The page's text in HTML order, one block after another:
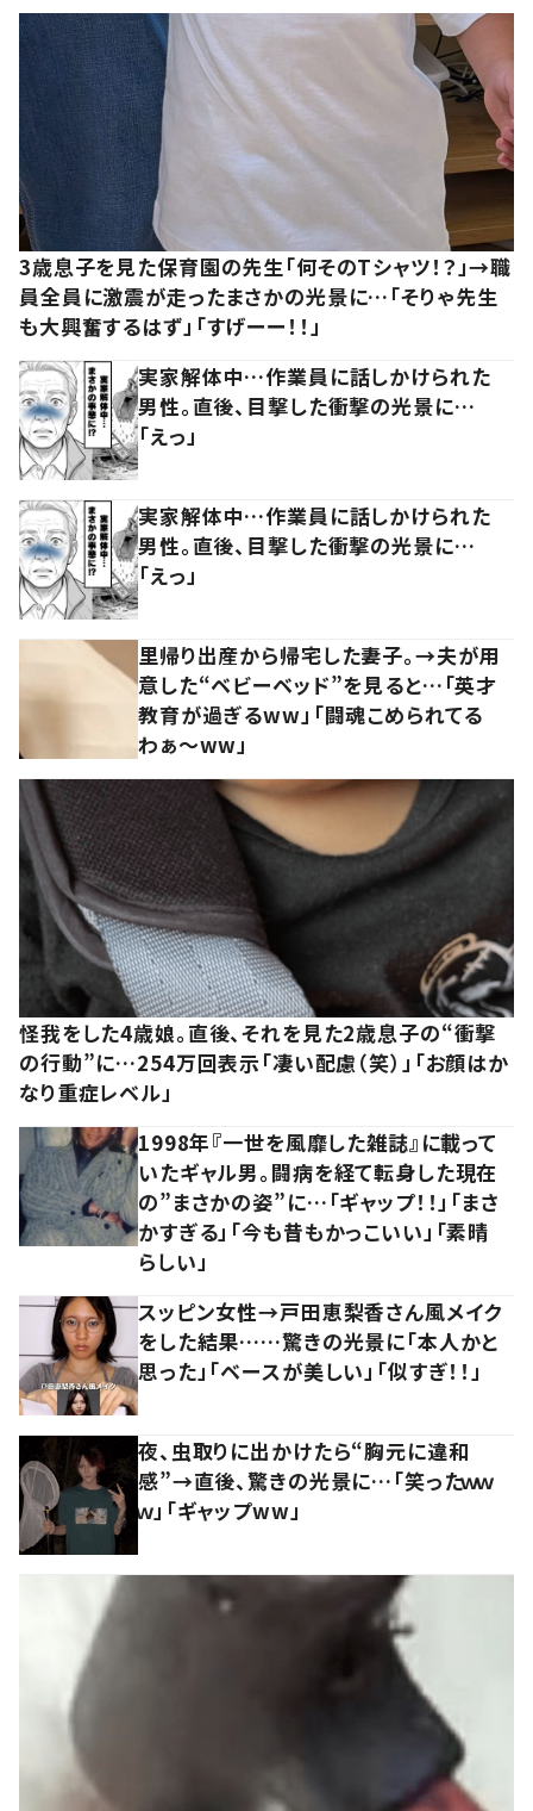
3歳息子を見た保育園の先生「何そのTシャツ！？」→職
員全員に激震が走ったまさかの光景に…「そりゃ先生
も大興奮するはず」「すげーー！！」
実家解体中…作業員に話しかけられた
男性。直後、目撃した衝撃の光景に…
「えっ」
実家解体中…作業員に話しかけられた
男性。直後、目撃した衝撃の光景に…
「えっ」
里帰り出産から帰宅した妻子。→夫が用
意した“ベビーベッド”を見ると…「英才
教育が過ぎるww」「闘魂こめられてる
わぁ～ww」
怪我をした4歳娘。直後、それを見た2歳息子の“衝撃
の行動”に…254万回表示「凄い配慮（笑）」「お顔はか
なり重症レベル」
1998年『一世を風靡した雑誌』に載って
いたギャル男。闘病を経て転身した現在
の”まさかの姿”に…「ギャップ！！」「まさ
かすぎる」「今も昔もかっこいい」「素晴
らしい」
スッピン女性→戸田恵梨香さん風メイク
をした結果……驚きの光景に「本人かと
思った」「ベースが美しい」「似すぎ！！」
夜、虫取りに出かけたら“胸元に違和
感”→直後、驚きの光景に…「笑ったｗｗ
ｗ」「ギャップww」